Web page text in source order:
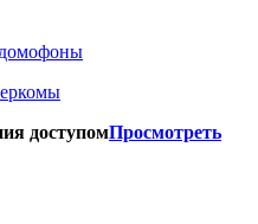
доступомПросмотреть